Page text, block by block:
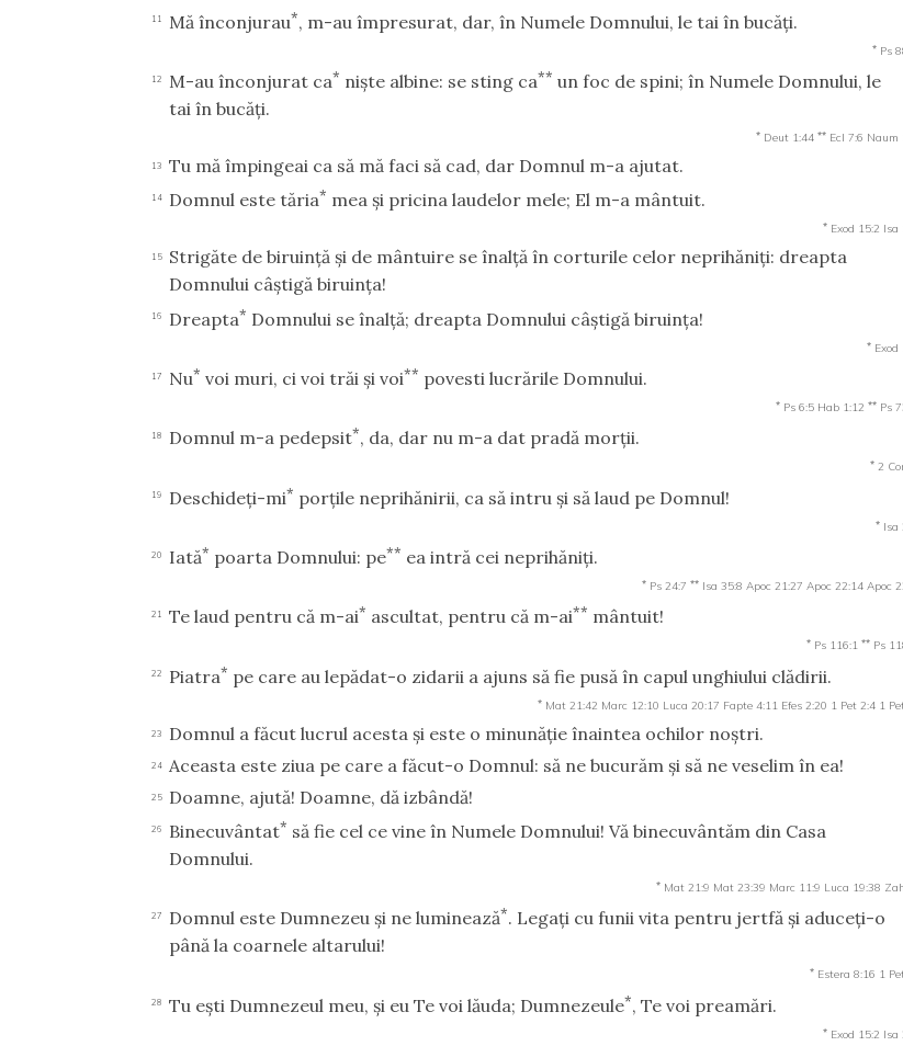
11 Mă înconjurau*, m-au împresurat, dar, în Numele Domnului, le tai în bucăţi.
* Ps
12 M-au înconjurat ca* nişte albine: se sting ca** un foc de spini; în Numele Domnului, le
tai în bucăţi.
* Deut 1:44 ** Ecl 7:6 Naum
13 Tu mă împingeai ca să mă faci să cad, dar Domnul m-a ajutat.
14 Domnul este tăria* mea şi pricina laudelor mele; El m-a mântuit.
* Exod 15:2 Isa
15
Strigăte de biruinţă şi de mântuire se înalţă în corturile celor neprihăniţi: dreapta
Domnului câştigă biruinţa!
16 Dreapta* Domnului se înalţă; dreapta Domnului câştigă biruinţa!
* Exod
17 Nu* voi muri, ci voi trăi şi voi** povesti lucrările Domnului.
* Ps 6:5 Hab 1:12 ** Ps
18 Domnul m-a pedepsit*, da, dar nu m-a dat pradă morţii.
* 2
19 Deschideţi-mi* porţile neprihănirii, ca să intru şi să laud pe Domnul!
* Isa
20 Iată* poarta Domnului: pe** ea intră cei neprihăniţi.
* Ps 24:7 ** Isa 35:8 Apoc 21:27 Apoc 22:14 Apoc
21 Te laud pentru că m-ai* ascultat, pentru că m-ai** mântuit!
* Ps 116:1 ** Ps
22 Piatra* pe care au lepădat-o zidarii a ajuns să fie pusă în capul unghiului clădirii.
* Mat 21:42 Marc 12:10 Luca 20:17 Fapte 4:11 Efes 2:20 1 Pet 2:4 1
23 Domnul a făcut lucrul acesta şi este o minunăţie înaintea ochilor noştri.
24 Aceasta este ziua pe care a făcut-o Domnul: să ne bucurăm şi să ne veselim în ea!
25 Doamne, ajută! Doamne, dă izbândă!
26 Binecuvântat* să fie cel ce vine în Numele Domnului! Vă binecuvântăm din Casa
Domnului.
* Mat 21:9 Mat 23:39 Marc 11:9 Luca 19:38
27 Domnul este Dumnezeu şi ne luminează*. Legaţi cu funii vita pentru jertfă şi aduceţi-o
până la coarnele altarului!
* Estera 8:16 1
28 Tu eşti Dumnezeul meu, şi eu Te voi lăuda; Dumnezeule*, Te voi preamări.
* Exod 15:2 Isa